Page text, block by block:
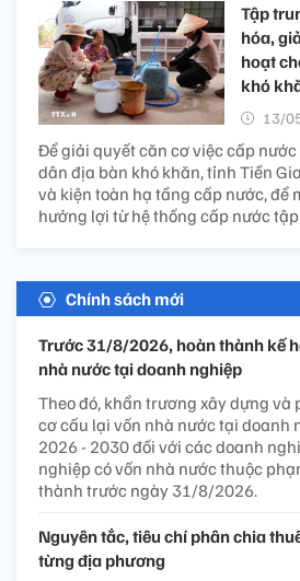
Tập
hóa,
hoạt
khó
13/
Để giải quyết căn cơ việc cấp
dân địa bàn khó khăn, tỉnh Tiền
và kiện toàn hạ tầng cấp nước, để
hưởng lợi từ hệ thống cấp nước
Chính sách mới
Trước 31/8/2026, hoàn thành kế
nhà nước tại doanh nghiệp
Theo đó, khẩn trương xây dựng và
cơ cấu lại vốn nhà nước tại doanh
2026 - 2030 đối với các doanh
nghiệp có vốn nhà nước thuộc
thành trước ngày 31/8/2026.
Nguyên tắc, tiêu chí phân chia
từng địa phương